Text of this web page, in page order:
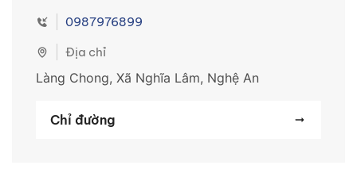
0987976899
Địa chỉ
Làng Chong, Xã Nghĩa Lâm, Nghệ An
Chỉ đường